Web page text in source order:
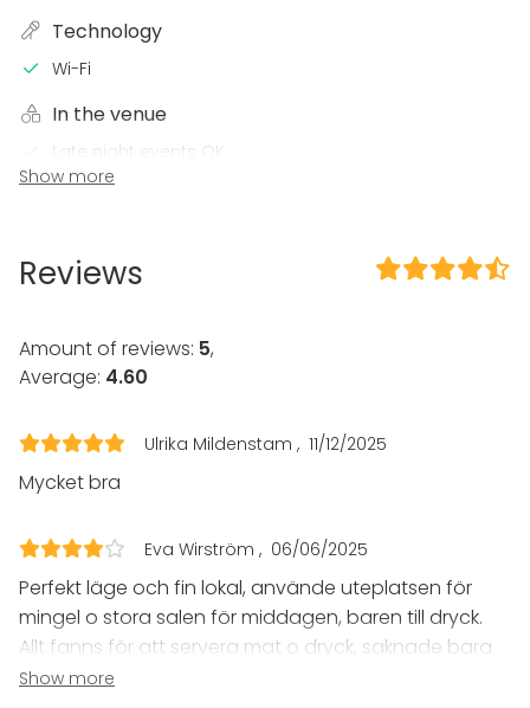
Technology
Wi-Fi
In the venue
Late night events OK
Can play own music
Wheelchair accessible
Can bring a band
Equipment
Furniture
Kitchen for customer
Event types
Wedding
Dinner / Lunch
Meeting
Conference / Seminar
Christmas Party
Business / Corporate Event
Show more
Reviews
Amount of reviews: 5,
Average: 4.60
Ulrika Mildenstam 11/12/2025
Mycket bra
Eva Wirström 06/06/2025
Perfekt läge och fin lokal, använde uteplatsen för
mingel o stora salen för middagen, baren till dryck.
Allt fanns för att servera mat o dryck, saknade bara
en sax. Smidig kommunikation med uthyraren. Enda
Show more